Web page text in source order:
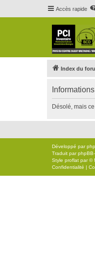
Accès rapide
Index du
Informations
Désolé, mais
Développé par
Traduit par
Style proflat par ©
Confidentialité |